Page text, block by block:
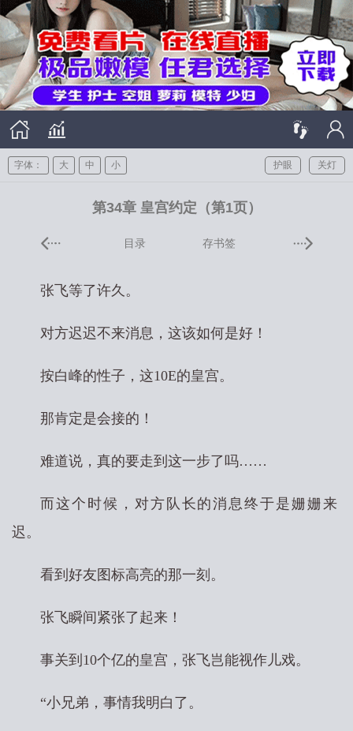
关灯
护眼
字体： 大 中 小
第34章 皇宫约定（第1页）
目录 存书签
张飞等了许久。
对方迟迟不来消息，这该如何是好！
按白峰的性子，这10E的皇宫。
那肯定是会接的！
难道说，真的要走到这一步了吗……
而这个时候，对方队长的消息终于是姗姗来
迟。
看到好友图标高亮的那一刻。
张飞瞬间紧张了起来！
事关到10个亿的皇宫，张飞岂能视作儿戏。
“小兄弟，事情我明白了。